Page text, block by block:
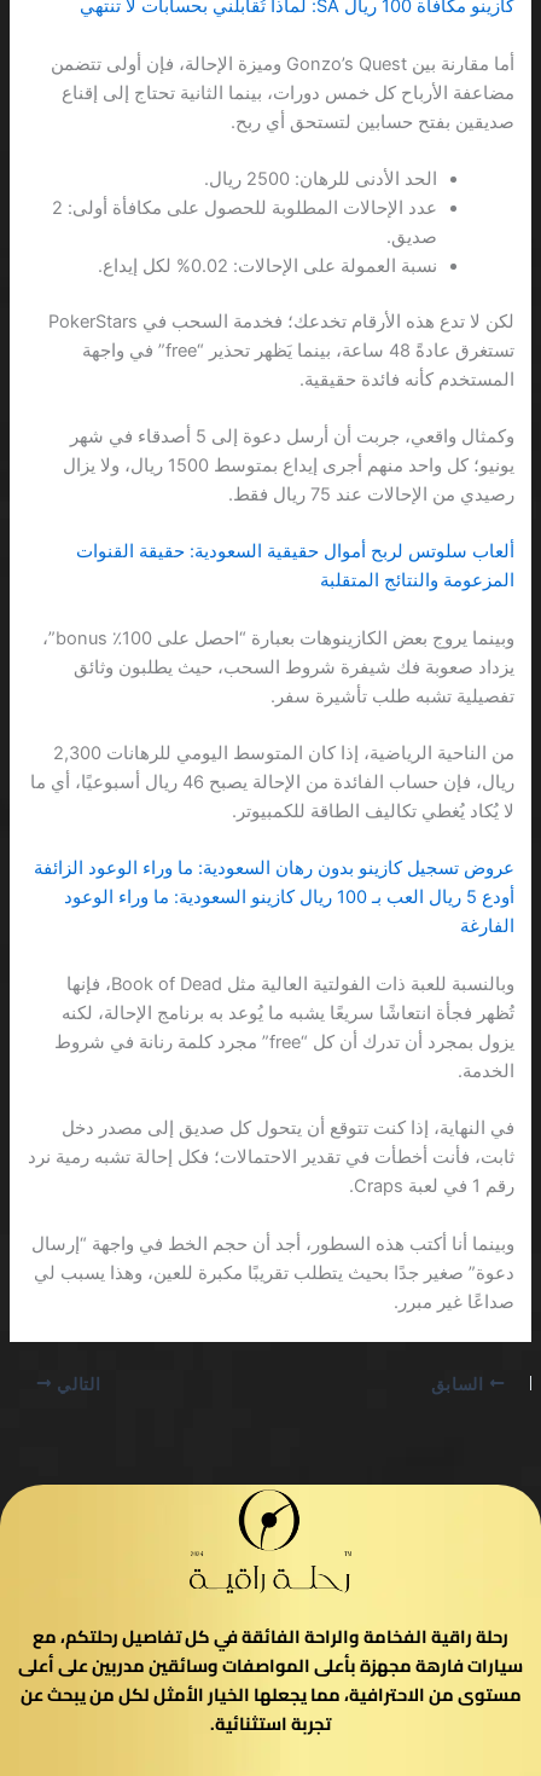
كازينو مكافأة 100 ريال SA: لماذا تُقابلني بحسابات لا تنتهي
أما مقارنة بين Gonzo’s Quest وميزة الإحالة، فإن أولى تتضمن
مضاعفة الأرباح كل خمس دورات، بينما الثانية تحتاج إلى إقناع
صديقين بفتح حسابين لتستحق أي ربح.
الحد الأدنى للرهان: 2500 ريال.
عدد الإحالات المطلوبة للحصول على مكافأة أولى: 2
صديق.
نسبة العمولة على الإحالات: 0.02% لكل إيداع.
لكن لا تدع هذه الأرقام تخدعك؛ فخدمة السحب في PokerStars
تستغرق عادةً 48 ساعة، بينما يَظهر تحذير “free” في واجهة
المستخدم كأنه فائدة حقيقية.
وكمثال واقعي، جربت أن أرسل دعوة إلى 5 أصدقاء في شهر
يونيو؛ كل واحد منهم أجرى إيداع بمتوسط 1500 ريال، ولا يزال
رصيدي من الإحالات عند 75 ريال فقط.
ألعاب سلوتس لربح أموال حقيقية السعودية: حقيقة القنوات
المزعومة والنتائج المتقلبة
وبينما يروج بعض الكازينوهات بعبارة “احصل على 100٪ bonus”،
يزداد صعوبة فك شيفرة شروط السحب، حيث يطلبون وثائق
تفصيلية تشبه طلب تأشيرة سفر.
من الناحية الرياضية، إذا كان المتوسط اليومي للرهانات 2,300
ريال، فإن حساب الفائدة من الإحالة يصبح 46 ريال أسبوعيًا، أي ما
لا يُكاد يُغطي تكاليف الطاقة للكمبيوتر.
عروض تسجيل كازينو بدون رهان السعودية: ما وراء الوعود الزائفة
أودع 5 ريال العب بـ 100 ريال كازينو السعودية: ما وراء الوعود
الفارغة
وبالنسبة للعبة ذات الفولتية العالية مثل Book of Dead، فإنها
تُظهر فجأة انتعاشًا سريعًا يشبه ما يُوعد به برنامج الإحالة، لكنه
يزول بمجرد أن تدرك أن كل “free” مجرد كلمة رنانة في شروط
الخدمة.
في النهاية، إذا كنت تتوقع أن يتحول كل صديق إلى مصدر دخل
ثابت، فأنت أخطأت في تقدير الاحتمالات؛ فكل إحالة تشبه رمية نرد
رقم 1 في لعبة Craps.
وبينما أنا أكتب هذه السطور، أجد أن حجم الخط في واجهة “إرسال
دعوة” صغير جدًا بحيث يتطلب تقريبًا مكبرة للعين، وهذا يسبب لي
صداعًا غير مبرر.
السابق التالي
رحلة راقية الفخامة والراحة الفائقة في كل تفاصيل رحلتكم، مع
سيارات فارهة مجهزة بأعلى المواصفات وسائقين مدربين على أعلى
مستوى من الاحترافية، مما يجعلها الخيار الأمثل لكل من يبحث عن
تجربة استثنائية.